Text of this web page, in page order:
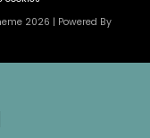
2026 | Powered By